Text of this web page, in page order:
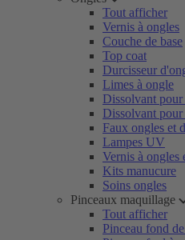
Tout afficher
Vernis à ongles
Couche de base
Top coat
Durcisseur
Limes à ongle
Dissolvant
Dissolvant
Faux ongles et
Lampes UV
Vernis à ongles
Kits manucure
Soins ongles
Pinceaux maquillage
Tout afficher
Pinceau fond